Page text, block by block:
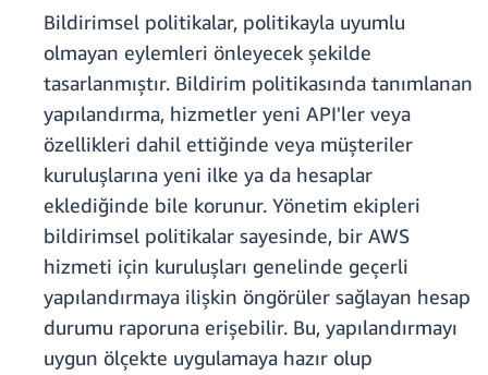
Bildirimsel politikalar, politikayla uyumlu
olmayan eylemleri önleyecek şekilde
tasarlanmıştır. Bildirim politikasında tanımlanan
yapılandırma, hizmetler yeni API'ler veya
özellikleri dahil ettiğinde veya müşteriler
kuruluşlarına yeni ilke ya da hesaplar
eklediğinde bile korunur. Yönetim ekipleri
bildirimsel politikalar sayesinde, bir AWS
hizmeti için kuruluşları genelinde geçerli
yapılandırmaya ilişkin öngörüler sağlayan hesap
durumu raporuna erişebilir. Bu, yapılandırmayı
uygun ölçekte uygulamaya hazır olup